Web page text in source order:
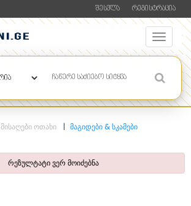
ᲨᲔᲡᲕᲚᲐ ᲠᲔᲒᲘᲡᲢᲠᲐᲪᲘᲐ
ᲛᲘᲡᲐᲦᲔᲑᲘ ᲝᲗᲐᲮᲘ ᲛᲐᲒᲘᲓᲔᲑᲘ & ᲡᲙᲐᲛᲔᲑᲘ
რეზულტატი ვერ მოიძებნა